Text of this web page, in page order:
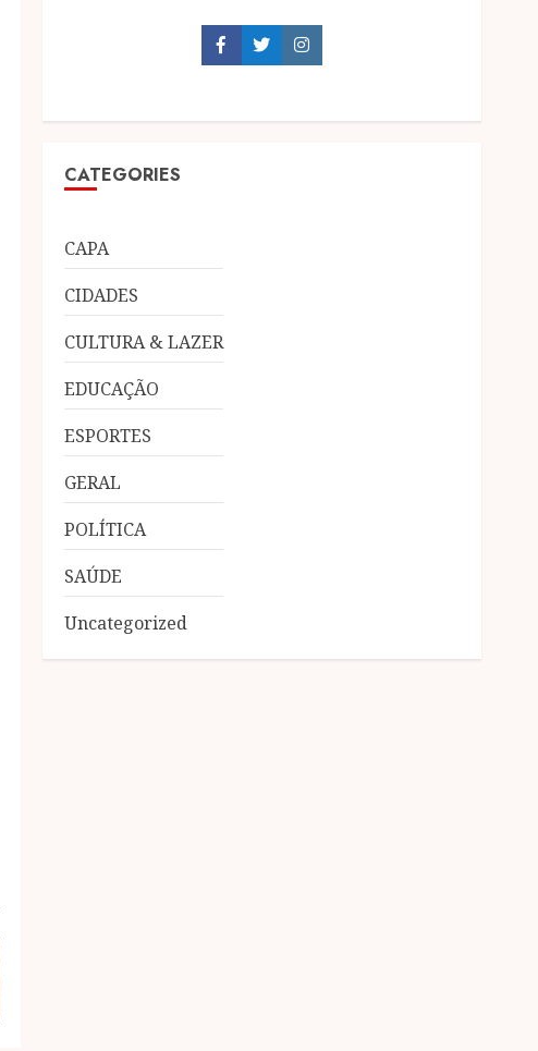
Facebook
TwitterInstagram
CATEGORIES
CAPA
CIDADES
CULTURA & LAZER
EDUCAÇÃO
ESPORTES
GERAL
POLÍTICA
SAÚDE
Uncategorized